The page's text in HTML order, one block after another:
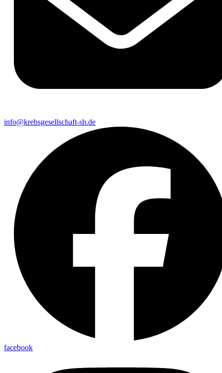
info@krebsgesellschaft-sh.de
facebook